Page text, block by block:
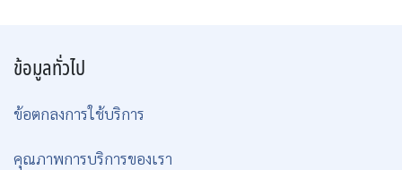
ข้อมูลทั่วไป
ข้อตกลงการใช้บริการ
คุณภาพการบริการของเรา